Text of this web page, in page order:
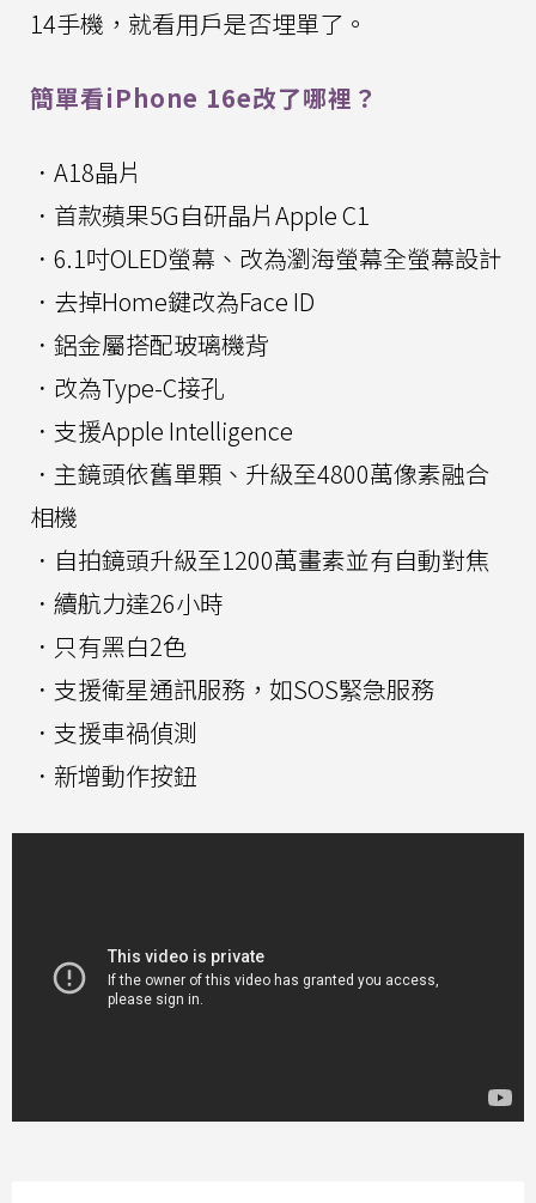
14手機，就看用戶是否埋單了。
簡單看iPhone 16e改了哪裡？
．A18晶片
．首款蘋果5G自研晶片Apple C1
．6.1吋OLED螢幕、改為瀏海螢幕全螢幕設計
．去掉Home鍵改為Face ID
．鋁金屬搭配玻璃機背
．改為Type-C接孔
．支援Apple Intelligence
．主鏡頭依舊單顆、升級至4800萬像素融合
相機
．自拍鏡頭升級至1200萬畫素並有自動對焦
．續航力達26小時
．只有黑白2色
．支援衛星通訊服務，如SOS緊急服務
．支援車禍偵測
．新增動作按鈕